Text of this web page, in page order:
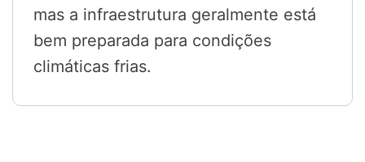
mas a infraestrutura geralmente está
bem preparada para condições
climáticas frias.